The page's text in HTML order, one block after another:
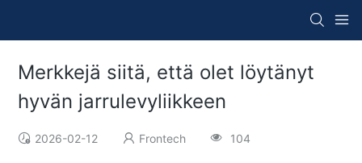
Merkkejä siitä, että olet löytänyt
hyvän jarrulevyliikkeen
2026-02-12 Frontech 104